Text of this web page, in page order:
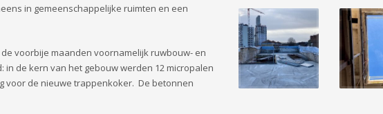
in gemeenschappelijke ruimten en een
voorbije maanden voornamelijk ruwbouw- en
de kern van het gebouw werden 12 micropalen
voor de nieuwe trappenkoker. De betonnen